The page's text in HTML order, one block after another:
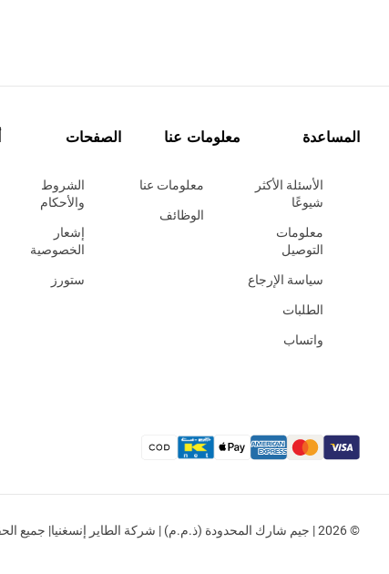
المساعدة
الأسئلة الأكثر
شيوعًا
معلومات
التوصيل
سياسة الإرجاع
الطلبات
واتساب
معلومات عنا
معلومات عنا
الوظائف
الصفحات
الشروط
والأحكام
إشعار
الخصوصية
ستورز
© 2026 | جيم شارك المحدودة (ذ.م.م) | شركة الطاير إنسغنيا| جميع الحقوق محفوظة